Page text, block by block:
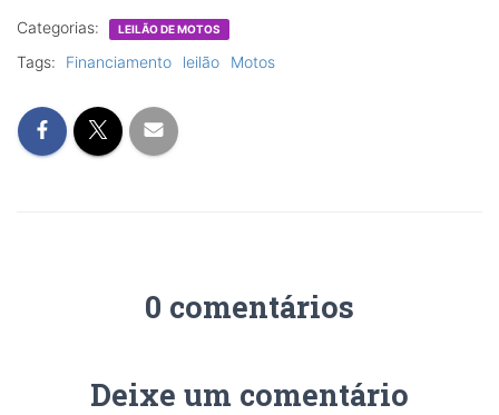
Categorias: LEILÃO DE MOTOS
Tags: Financiamento leilão Motos
0 comentários
Deixe um comentário